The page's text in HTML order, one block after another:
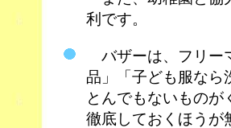
利です。
バザーは、フリー
品」「子ども服なら
とんでもないもの
徹底しておくほうが